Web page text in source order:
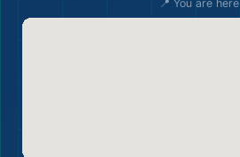
📍 You are here